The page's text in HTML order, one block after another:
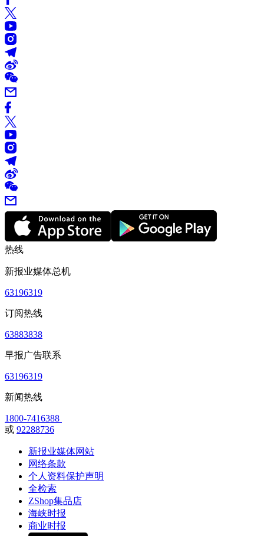
热线
新报业媒体总机
63196319
订阅热线
63883838
早报广告联系
63196319
新闻热线
1800-7416388
或 92288736
新报业媒体网站
网络条款
个人资料保护声明
全检索
ZShop集品店
海峡时报
商业时报